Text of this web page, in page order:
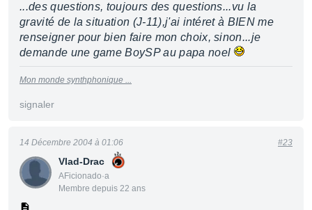
...des questions, toujours des questions...vu la
gravité de la situation (J-11),j'ai intéret à BIEN me
renseigner pour bien faire mon choix, sinon...je
demande une game BoySP au papa noel
Mon monde synthphonique ...
signaler
Vlad-Drac
AFicionado·a
Membre depuis 22 ans
14 Décembre 2004 à 01:06 #23